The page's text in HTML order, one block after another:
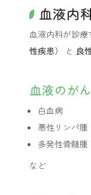
血液内
血液内科が診
性疾患）
と 良
血液のが
白血病
悪性リンパ腫
多発性骨髄腫
など